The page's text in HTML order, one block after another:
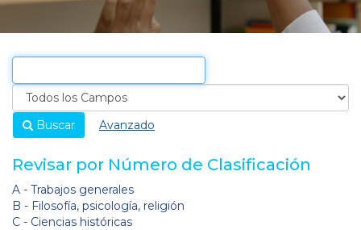
Buscar Avanzado
Revisar por Número de Clasificación
A - Trabajos generales
B - Filosofía, psicología, religión
C - Ciencias históricas